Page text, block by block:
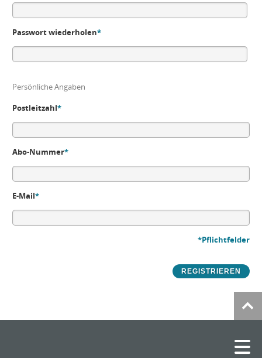
Passwort wiederholen*
Persönliche Angaben
Postleitzahl*
Abo-Nummer*
E-Mail*
*Pflichtfelder